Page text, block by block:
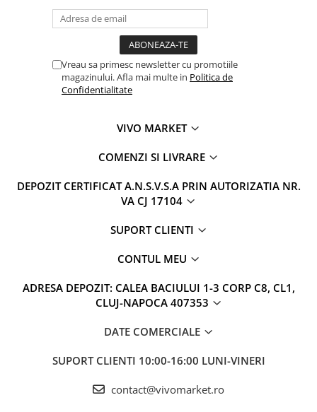
Vreau sa primesc newsletter cu promotiile
magazinului. Afla mai multe in Politica de
Confidentialitate
VIVO MARKET
COMENZI SI LIVRARE
DEPOZIT CERTIFICAT A.N.S.V.S.A PRIN AUTORIZATIA NR.
VA CJ 17104
SUPORT CLIENTI
CONTUL MEU
ADRESA DEPOZIT: CALEA BACIULUI 1-3 CORP C8, CL1,
CLUJ-NAPOCA 407353
DATE COMERCIALE
SUPORT CLIENTI 10:00-16:00 LUNI-VINERI
contact@vivomarket.ro